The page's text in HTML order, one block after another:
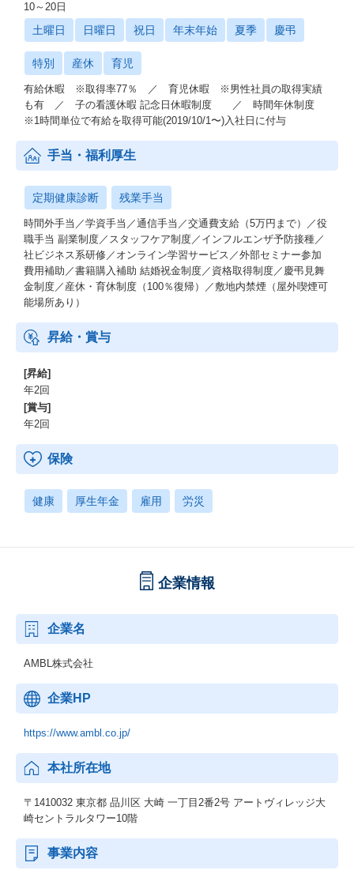
10～20日
土曜日 日曜日 祝日 年末年始 夏季 慶弔
特別 産休 育児
有給休暇 ※取得率77％ ／ 育児休暇 ※男性社員の取得実績
も有 ／ 子の看護休暇 記念日休暇制度 ／ 時間年休制度
※1時間単位で有給を取得可能(2019/10/1〜)入社日に付与
手当・福利厚生
定期健康診断 残業手当
時間外手当／学資手当／通信手当／交通費支給（5万円まで）／役
職手当 副業制度／スタッフケア制度／インフルエンザ予防接種／
社ビジネス系研修／オンライン学習サービス／外部セミナー参加
費用補助／書籍購入補助 結婚祝金制度／資格取得制度／慶弔見舞
金制度／産休・育休制度（100％復帰）／敷地内禁煙（屋外喫煙可
能場所あり）
昇給・賞与
[昇給]
年2回
[賞与]
年2回
保険
健康 厚生年金 雇用 労災
企業情報
企業名
AMBL株式会社
企業HP
https://www.ambl.co.jp/
本社所在地
〒1410032 東京都 品川区 大崎 一丁目2番2号 アートヴィレッジ大
崎セントラルタワー10階
事業内容